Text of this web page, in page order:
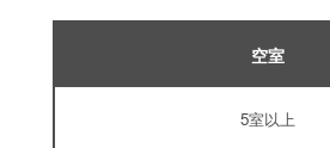
空室
5室以上